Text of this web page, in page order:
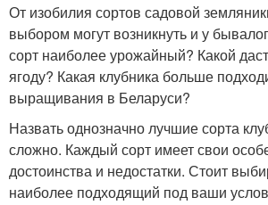
От изобилия сортов садовой
выбором могут возникнуть и у
сорт наиболее урожайный? Какой
ягоду? Какая клубника больше
выращивания в Беларуси?
Назвать однозначно лучшие сорта
сложно. Каждый сорт имеет свои
достоинства и недостатки. Стоит
наиболее подходящий под ваши